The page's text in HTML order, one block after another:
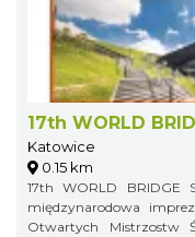
17th WORLD
Katowice
0.15 km
17th WORLD BRIDGE
międzynarodowa
Otwartych Mistrzostw